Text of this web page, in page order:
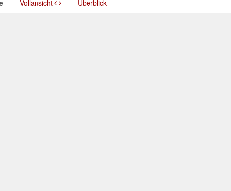
Vollansicht Überblick